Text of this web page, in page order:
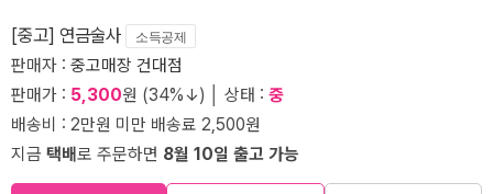
[중고] 연금술사 소득공제
판매자 : 중고매장 건대점
판매가 : 5,300원 (34%↓) │ 상태 : 중
배송비 : 2만원 미만 배송료 2,500원
지금 택배로 주문하면 8월 10일 출고 가능